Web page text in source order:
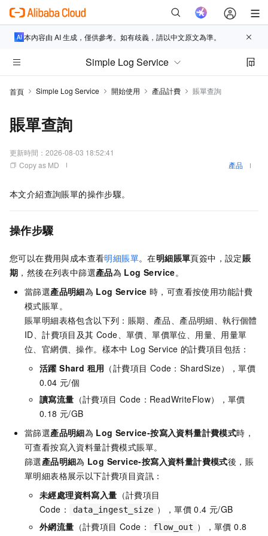
本內容由 AI 生成，僅供參考。如有歧義，請以中文原文為準。
Simple Log Service
首頁 Simple Log Service 開始使用 產品計費 賬單查詢
賬單查詢
更新時間： 2026-08-03 18:52:41
Copy as MD
產品
本文介紹查詢賬單的操作步驟。
操作步驟
您可以在費用與成本查看明細賬單。在明細賬單頁簽中，設定賬
期 ，然後在列表中篩選產品為 Log Service。
當篩選產品明細為 Log Service 時，可查看按使用功能計費
模式賬單。
賬單明細表格包含以下列：賬期、產品、產品明細、執行個體
ID、計費項目及其 Code、單價、單價單位、用量、用量單
位、官網價、操作。樣本中 Log Service 的計費項目包括：
活躍 Shard 租用 （計費項目 Code：ShardSize），單價
0.04 元/個
讀寫流量 （計費項目 Code：ReadWriteFlow），單價
0.18 元/GB
當篩選產品明細為 Log Service-按寫入資料量計費模式時，
可查看按寫入資料量計費模式賬單。
篩選產品明細為 Log Service-按寫入資料量計費模式後，賬
單明細表格展示以下計費項目資訊：
未經處理資料寫入量 （計費項目
Code：
data_ingest_size ），單價 0.4 元/GB
外網流量 （計費項目 Code： flow_out ），單價 0.8